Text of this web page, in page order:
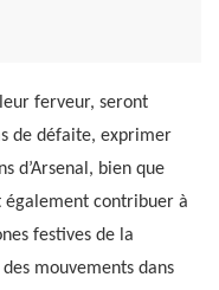
ferveur, seront
de défaite, exprimer
d’Arsenal, bien que
contribuer à
festives de la
mouvements dans